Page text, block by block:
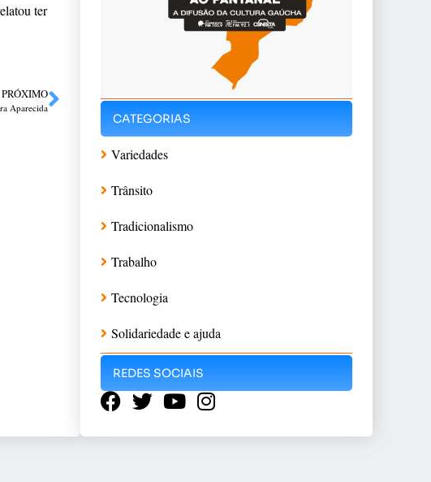
ter
PRÓXIMO
Aparecida
CATEGORIAS
Variedades
Trânsito
Tradicionalismo
Trabalho
Tecnologia
Solidariedade e ajuda
REDES SOCIAIS